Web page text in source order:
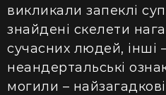
викликали запеклі
знайдені скелети
сучасних людей, інші
неандертальські
могили –